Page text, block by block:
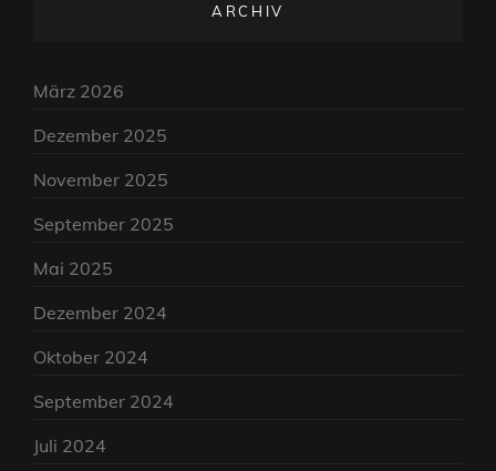
ARCHIV
März 2026
Dezember 2025
November 2025
September 2025
Mai 2025
Dezember 2024
Oktober 2024
September 2024
Juli 2024